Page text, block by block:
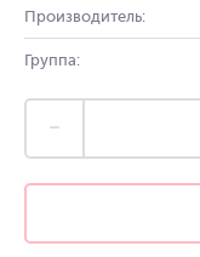
Производитель:
Группа: